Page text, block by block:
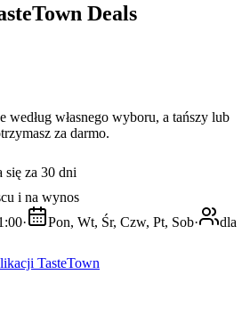
Deals
według własnego wyboru, a tańszy lub
za darmo.
się za 30 dni
i na wynos
· Pon, Wt, Śr, Czw, Pt, Sob·
dla
TasteTown